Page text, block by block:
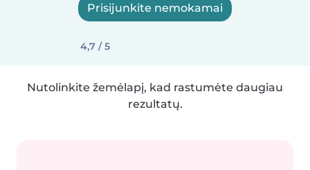
Prisijunkite nemokamai
4,7 / 5
Nutolinkite žemėlapį, kad rastumėte daugiau
rezultatų.